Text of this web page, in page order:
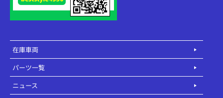
在庫車両
パーツ一覧
ニュース